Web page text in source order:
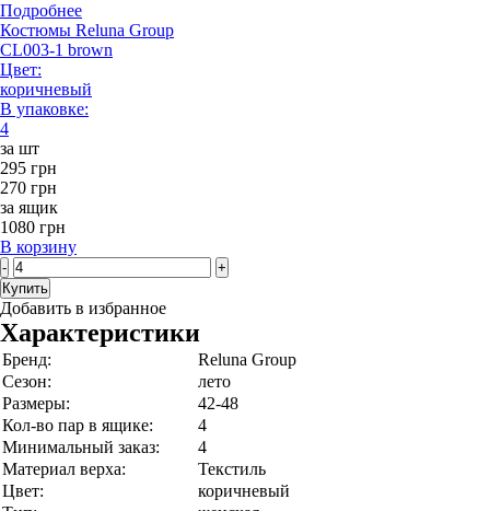
Подробнее
Костюмы Reluna Group
CL003-1 brown
Цвет:
коричневый
В упаковке:
4
за шт
295 грн
270 грн
за ящик
1080 грн
В корзину
-
+
Купить
Добавить в избранное
Характеристики
Бренд:
Reluna Group
Сезон:
лето
Размеры:
42-48
Кол-во пар в ящике:
4
Минимальный заказ:
4
Материал верха:
Текстиль
Цвет:
коричневый